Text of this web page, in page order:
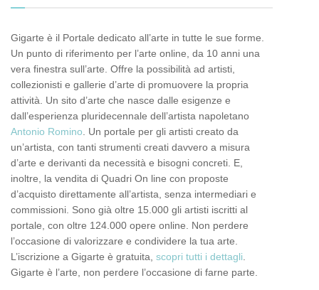
Gigarte è il Portale dedicato all’arte in tutte le sue forme.
Un punto di riferimento per l’arte online, da 10 anni una
vera finestra sull’arte. Offre la possibilità ad artisti,
collezionisti e gallerie d’arte di promuovere la propria
attività. Un sito d’arte che nasce dalle esigenze e
dall’esperienza pluridecennale dell’artista napoletano
Antonio Romino . Un portale per gli artisti creato da
un’artista, con tanti strumenti creati davvero a misura
d’arte e derivanti da necessità e bisogni concreti. E,
inoltre, la vendita di Quadri On line con proposte
d’acquisto direttamente all’artista, senza intermediari e
commissioni. Sono già oltre 15.000 gli artisti iscritti al
portale, con oltre 124.000 opere online. Non perdere
l’occasione di valorizzare e condividere la tua arte.
L’iscrizione a Gigarte è gratuita, scopri tutti i dettagli
Gigarte è l’arte, non perdere l’occasione di farne parte.